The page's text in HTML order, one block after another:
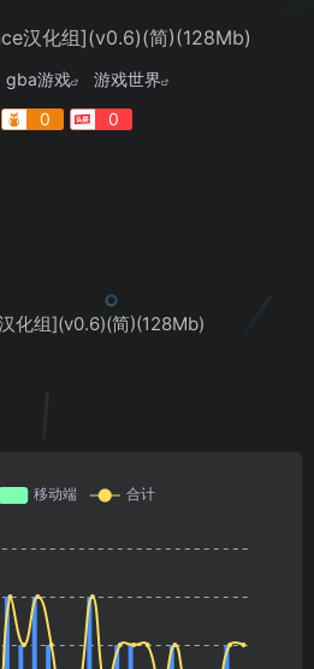
汉化组](v0.6)(简)(128Mb)
gba游戏
游戏世界
0 0
化组](v0.6)(简)(128Mb)